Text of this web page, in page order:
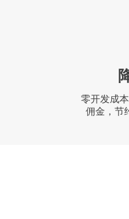
零开发成
佣金，节